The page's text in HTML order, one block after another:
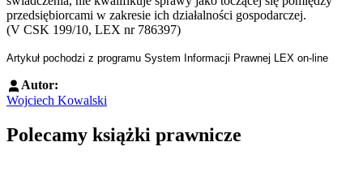
przedsiębiorcami w zakresie ich działalności gospodarczej.
(V CSK 199/10, LEX nr 786397)
Artykuł pochodzi z programu System Informacji Prawnej LEX on-line
Autor:
Wojciech Kowalski
Polecamy książki prawnicze